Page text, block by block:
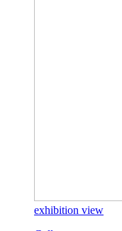
exhibition view